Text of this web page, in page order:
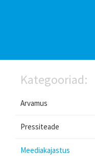
Kategooriad:
Arvamus
Pressiteade
Meediakajastus